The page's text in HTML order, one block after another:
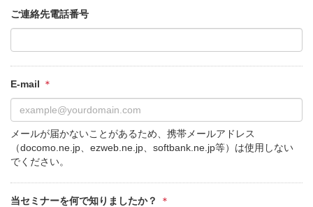
ご連絡先電話番号
E-mail
メールが届かないことがあるため、携帯メールアドレス
（docomo.ne.jp、ezweb.ne.jp、softbank.ne.jp等）は使用しない
でください。
当セミナーを何で知りましたか？